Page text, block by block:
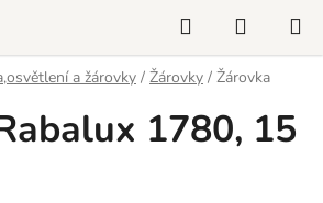
Hledat
KOŠÍK
a žárovky / Žárovky / Žárovka
1780, 15